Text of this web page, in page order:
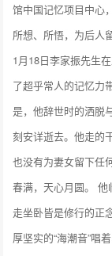
馆中国记忆项目中心
所想、所悟，为后人
1月18日李家振先生
了超乎常人的记忆力
是，他辞世时的洒脱
刻安详逝去。他走的
也没有为妻女留下任
春满，天心月圆。
走坐卧皆是修行的正
厚坚实的“海潮音”